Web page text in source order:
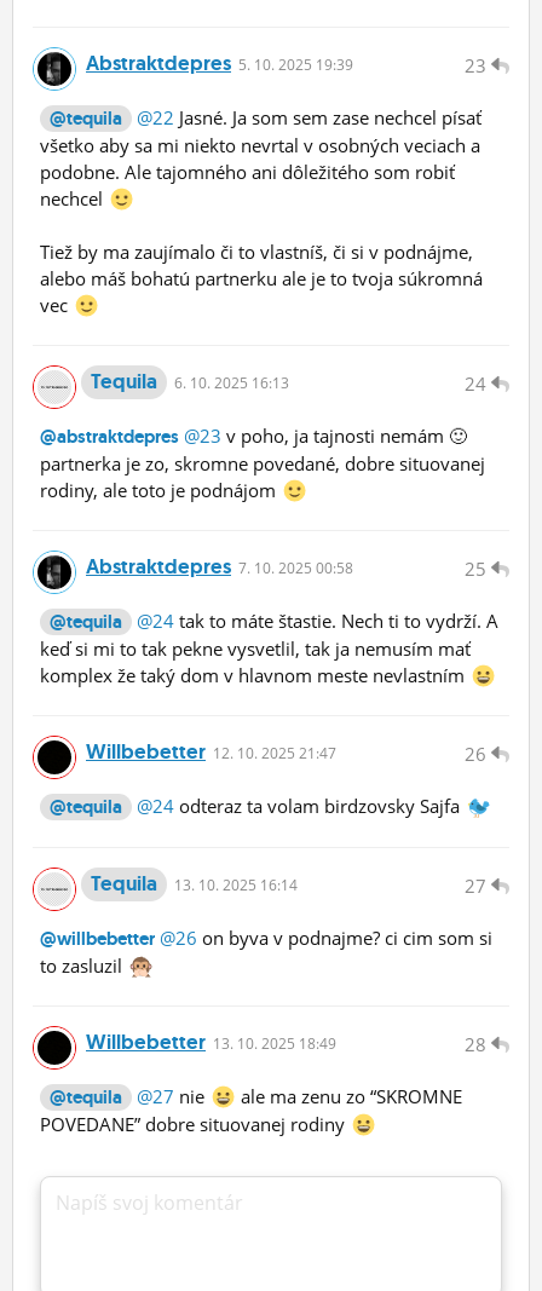
23
Abstraktdepres 5. 10. 2025 19:39
@tequila @22 Jasné. Ja som sem zase nechcel písať
všetko aby sa mi niekto nevrtal v osobných veciach a
podobne. Ale tajomného ani dôležitého som robiť
nechcel
Tiež by ma zaujímalo či to vlastníš, či si v podnájme,
alebo máš bohatú partnerku ale je to tvoja súkromná
vec
24
Tequila 6. 10. 2025 16:13
@abstraktdepres @23 v poho, ja tajnosti nemám 🙂
partnerka je zo, skromne povedané, dobre situovanej
rodiny, ale toto je podnájom
25
Abstraktdepres 7. 10. 2025 00:58
@tequila @24 tak to máte štastie. Nech ti to vydrží. A
keď si mi to tak pekne vysvetlil, tak ja nemusím mať
komplex že taký dom v hlavnom meste nevlastním
26
Willbebetter 12. 10. 2025 21:47
@tequila @24 odteraz ta volam birdzovsky Sajfa
27
Tequila 13. 10. 2025 16:14
@willbebetter @26 on byva v podnajme? ci cim som si
to zasluzil
28
Willbebetter 13. 10. 2025 18:49
@tequila @27 nie
ale ma zenu zo “SKROMNE
POVEDANE” dobre situovanej rodiny
Napíš svoj komentár